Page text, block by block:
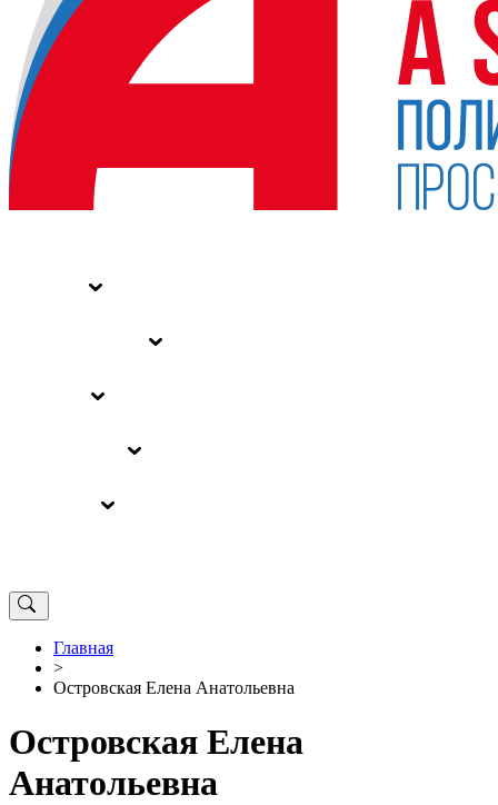
Главная
>
Островская Елена Анатольевна
Островская Елена
Анатольевна